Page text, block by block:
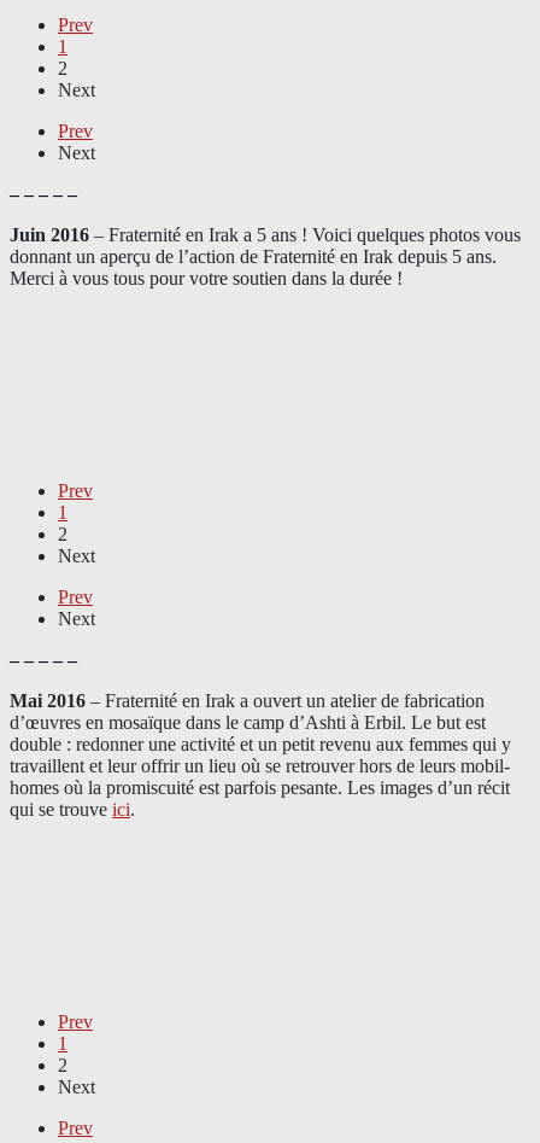
Prev
1
2
Next
Prev
Next
– – – – –
Juin 2016 – Fraternité en Irak a 5 ans ! Voici quelques photos vous
donnant un aperçu de l’action de Fraternité en Irak depuis 5 ans.
Merci à vous tous pour votre soutien dans la durée !
Prev
1
2
Next
Prev
Next
– – – – –
Mai 2016 – Fraternité en Irak a ouvert un atelier de fabrication
d’œuvres en mosaïque dans le camp d’Ashti à Erbil. Le but est
double : redonner une activité et un petit revenu aux femmes qui y
travaillent et leur offrir un lieu où se retrouver hors de leurs mobil-
homes où la promiscuité est parfois pesante. Les images d’un récit
qui se trouve ici.
Prev
1
2
Next
Prev